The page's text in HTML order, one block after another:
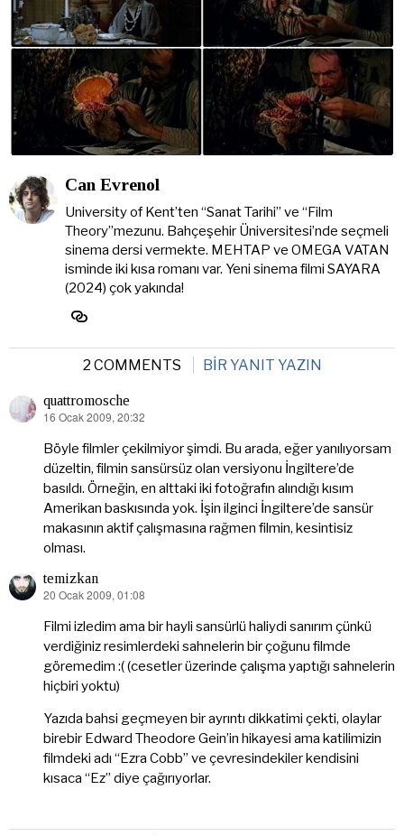
Can Evrenol
University of Kent’ten “Sanat Tarihi” ve “Film
Theory”mezunu. Bahçeşehir Üniversitesi’nde seçmeli
sinema dersi vermekte. MEHTAP ve OMEGA VATAN
isminde iki kısa romanı var. Yeni sinema filmi SAYARA
(2024) çok yakında!
2 COMMENTS BIR YANIT YAZIN
quattromosche
dedi
16 Ocak 2009, 20:32
Böyle filmler çekilmiyor şimdi. Bu arada, eğer yanılıyorsam
düzeltin, filmin sansürsüz olan versiyonu İngiltere’de
basıldı. Örneğin, en alttaki iki fotoğrafın alındığı kısım
Amerikan baskısında yok. İşin ilginci İngiltere’de sansür
makasının aktif çalışmasına rağmen filmin, kesintisiz
olması.
temizkan
dedi
20 Ocak 2009, 01:08
Filmi izledim ama bir hayli sansürlü haliydi sanırım çünkü
verdiğiniz resimlerdeki sahnelerin bir çoğunu filmde
göremedim :( (cesetler üzerinde çalışma yaptığı sahnelerin
hiçbiri yoktu)
Yazıda bahsi geçmeyen bir ayrıntı dikkatimi çekti, olaylar
birebir Edward Theodore Gein’in hikayesi ama katilimizin
filmdeki adı “Ezra Cobb” ve çevresindekiler kendisini
kısaca “Ez” diye çağırıyorlar.